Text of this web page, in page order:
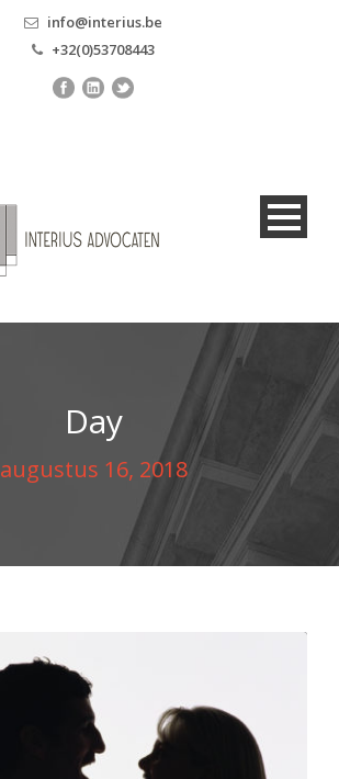
info@interius.be
+32(0)53708443
Day
augustus 16, 2018